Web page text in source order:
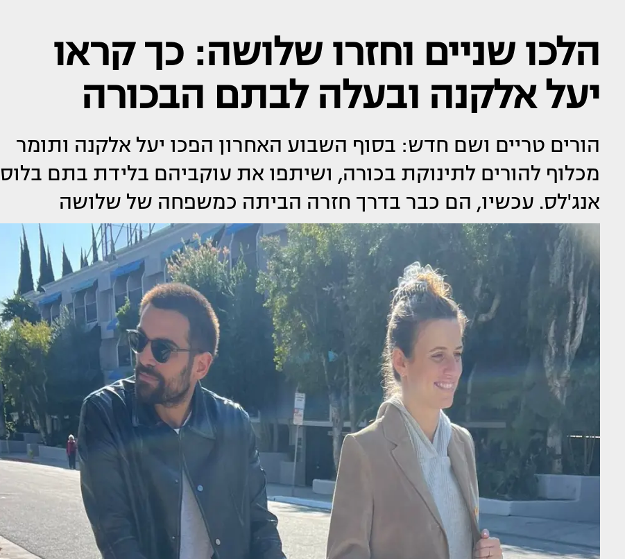
הלכו שניים וחזרו שלושה: כך קראו
יעל אלקנה ובעלה לבתם הבכורה
הורים טריים ושם חדש: בסוף השבוע האחרון הפכו יעל אלקנה ותומר
מכלוף להורים לתינוקת בכורה, ושיתפו את עוקביהם בלידת בתם בלוס
אנג'לס. עכשיו, הם כבר בדרך חזרה הביתה כמשפחה של שלושה